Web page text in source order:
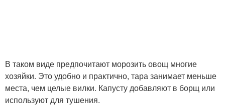
В таком виде предпочитают морозить овощ многие
хозяйки. Это удобно и практично, тара занимает меньше
места, чем целые вилки. Капусту добавляют в борщ или
используют для тушения.